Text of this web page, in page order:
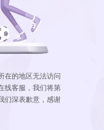
在的地区无法访问
线客服，我们将第
们深表歉意，感谢